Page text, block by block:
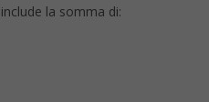
la somma di: